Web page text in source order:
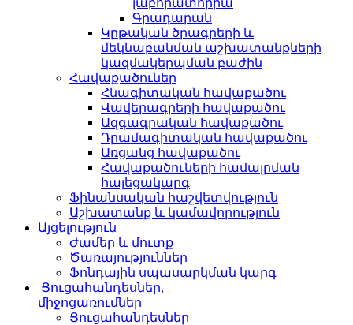
լաբորատորիա
Գրադարան
Կրթական ծրագրերի և
մեկնաբանման աշխատանքների
կազմակերպման բաժին
Հավաքածուներ
Հնագիտական հավաքածու
Վավերագրերի հավաքածու
Ազգագրական հավաքածու
Դրամագիտական հավաքածու
Առցանց հավաքածու
Հավաքածուների համալրման
հայեցակարգ
Ֆինանսական հաշվետվություն
Աշխատանք և կամավորություն
Այցելություն
Ժամեր և մուտք
Ծառայություններ
Ֆոնդային սպասարկման կարգ
Ցուցահանդեսներ,
միջոցառումներ
Ցուցահանդեսներ